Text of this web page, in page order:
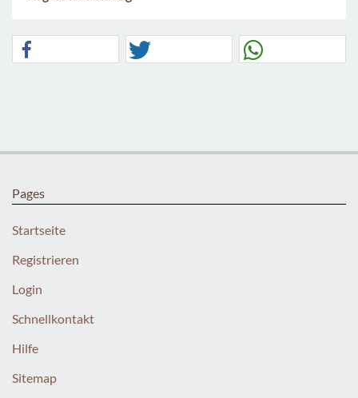
Pages
Startseite
Registrieren
Login
Schnellkontakt
Hilfe
Sitemap